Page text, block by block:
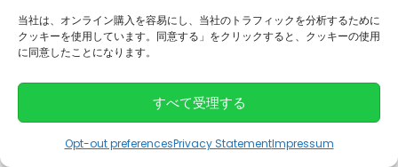
当社は、オンライン購入を容易にし、当社のトラフィックを分析するために
クッキーを使用しています。同意する」をクリックすると、クッキーの使用
に同意したことになります。
すべて受理する
Opt-out preferencesPrivacy StatementImpressum